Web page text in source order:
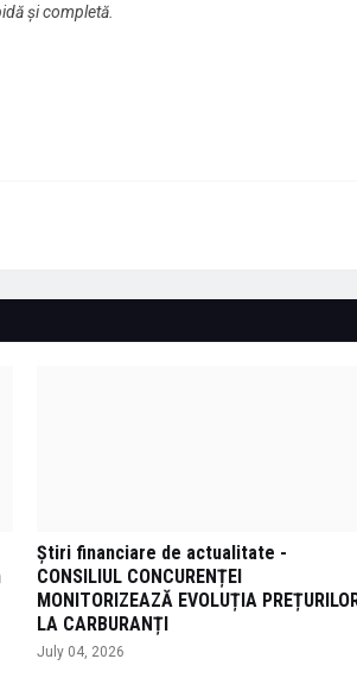
și completă.
Știri financiare de actualitate -
CONSILIUL CONCURENȚEI
MONITORIZEAZĂ EVOLUȚIA
LA CARBURANȚI
July 04, 2026